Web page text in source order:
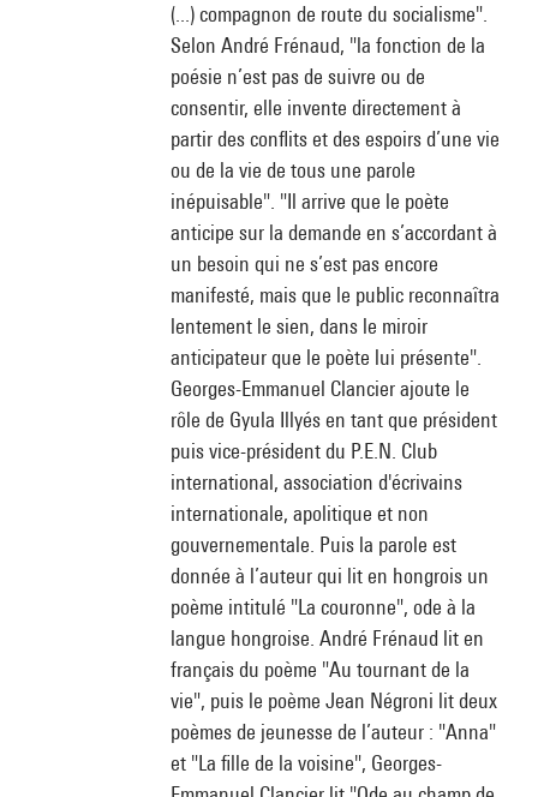
(...) compagnon de route du socialisme".
Selon André Frénaud, "la fonction de la
poésie n’est pas de suivre ou de
consentir, elle invente directement à
partir des conflits et des espoirs d’une vie
ou de la vie de tous une parole
inépuisable". "Il arrive que le poète
anticipe sur la demande en s’accordant à
un besoin qui ne s’est pas encore
manifesté, mais que le public reconnaîtra
lentement le sien, dans le miroir
anticipateur que le poète lui présente".
Georges-Emmanuel Clancier ajoute le
rôle de Gyula Illyés en tant que président
puis vice-président du P.E.N. Club
international, association d'écrivains
internationale, apolitique et non
gouvernementale. Puis la parole est
donnée à l’auteur qui lit en hongrois un
poème intitulé "La couronne", ode à la
langue hongroise. André Frénaud lit en
français du poème "Au tournant de la
vie", puis le poème Jean Négroni lit deux
poèmes de jeunesse de l’auteur : "Anna"
et "La fille de la voisine", Georges-